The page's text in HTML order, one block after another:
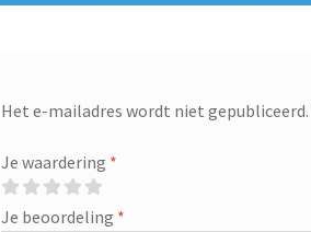
Het e-mailadres wordt niet gepubliceerd.
Je waardering *
Je beoordeling *